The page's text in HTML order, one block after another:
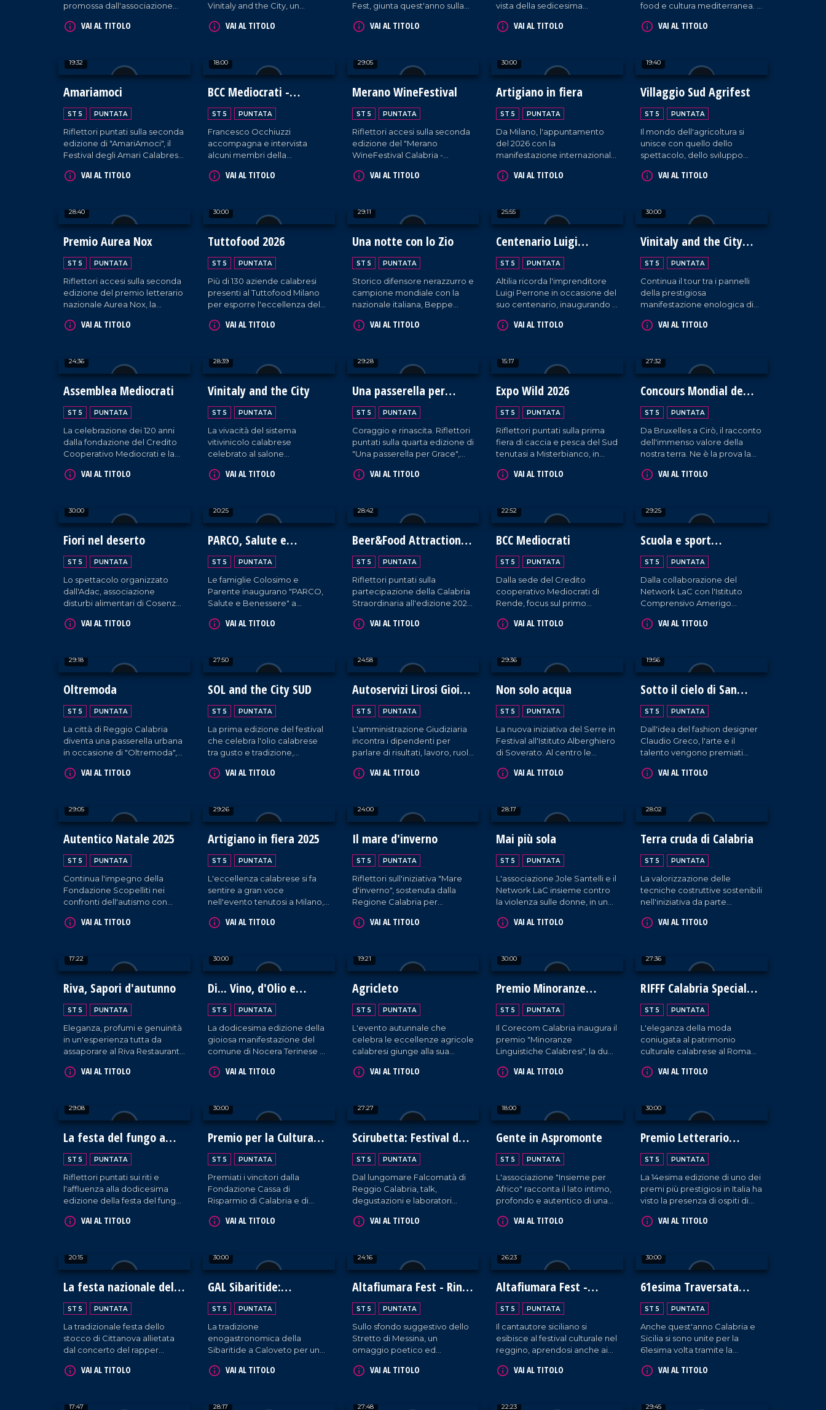
promossa dall'associazione
eccellenze del panorama
VAI AL TITOLO
Vinitaly and the City, un
del Mediterraneo tra
VAI AL TITOLO
Fest, giunta quest'anno sulla
uno scopo benefico:
VAI AL TITOLO
vista della sedicesima
di Torino tramite l'iniziativa
al centro il tema della
biodiversità, ridefinita come
risorsa cruciale e valore
condiviso sul piano culturale,
ambientale e sociale.
VAI AL TITOLO
food e cultura mediterranea. A
'Sun Spirit'.
VAI AL TITOLO
19:32
Amariamoci
ST 5 PUNTATA
Riflettori puntati sulla seconda
edizione di "AmariAmoci", il
Festival degli Amari Calabresi
VAI AL TITOLO
18:00
BCC Mediocrati -
Speciale Vaticano
ST 5 PUNTATA
Francesco Occhiuzzi
accompagna e intervista
alcuni membri della
rappresentanti di oltre 200
udienza da Papa Leone XIV
nel cuore del Vaticano.
VAI AL TITOLO
29:05
Merano WineFestival
ST 5 PUNTATA
Riflettori accesi sulla seconda
edizione del "Merano
WineFestival Calabria -
produttori food, centinaia di
estera.
VAI AL TITOLO
30:00
Artigiano in fiera
ST 5 PUNTATA
Da Milano, l'appuntamento
del 2026 con la
manifestazione internazionale
all'enogastronomia.
VAI AL TITOLO
19:40
Villaggio Sud Agrifest
ST 5 PUNTATA
Il mondo dell'agricoltura si
unisce con quello dello
spettacolo, dello sviluppo
etico, dando vita a un grande
VAI AL TITOLO
28:40
Premio Aurea Nox
ST 5 PUNTATA
Riflettori accesi sulla seconda
edizione del premio letterario
nazionale Aurea Nox, la
tenutasi a Chiaravalle Centrale
comunale e della Consulta
della Cultura.
VAI AL TITOLO
30:00
Tuttofood 2026
ST 5 PUNTATA
Più di 130 aziende calabresi
presenti al Tuttofood Milano
per esporre l'eccellenza del
arrivo da tutto il mondo.
VAI AL TITOLO
29:11
Una notte con lo Zio
ST 5 PUNTATA
Storico difensore nerazzurro e
campione mondiale con la
nazionale italiana, Beppe
una serata all'insegna della
VAI AL TITOLO
25:55
Centenario Luigi
Perrone
ST 5 PUNTATA
Altilia ricorda l'imprenditore
Luigi Perrone in occasione del
suo centenario, inaugurando il
IperContè alla presenza
VAI AL TITOLO
30:00
Vinitaly and the City
Parte II
ST 5 PUNTATA
Continua il tour tra i pannelli
della prestigiosa
manifestazione enologica di
interviste formative,
VAI AL TITOLO
24:36
Assemblea Mediocrati
ST 5 PUNTATA
La celebrazione dei 120 anni
dalla fondazione del Credito
Cooperativo Mediocrati e la
Melagrana d'Argento.
VAI AL TITOLO
28:39
Vinitaly and the City
ST 5 PUNTATA
La vivacità del sistema
vitivinicolo calabrese
celebrato al salone
Verona, tra esposizioni,
VAI AL TITOLO
29:28
Una passerella per
Grace
ST 5 PUNTATA
Coraggio e rinascita. Riflettori
puntati sulla quarta edizione di
"Una passerella per Grace",
donne oncologiche che non si
splendore.
VAI AL TITOLO
15:17
Expo Wild 2026
ST 5 PUNTATA
Riflettori puntati sulla prima
fiera di caccia e pesca del Sud
tenutasi a Misterbianco, in
VAI AL TITOLO
27:32
Concours Mondial de
Bruxelles
ST 5 PUNTATA
Da Bruxelles a Cirò, il racconto
dell'immenso valore della
nostra terra. Ne è la prova la
del "Concours Mondial de
visto la partecipazione di 20
Paesi, oltre 100 etichette e i
palati più esperti al mondo.
VAI AL TITOLO
30:00
Fiori nel deserto
ST 5 PUNTATA
Lo spettacolo organizzato
dall'Adac, associazione
disturbi alimentari di Cosenza,
nazionale del Fiocchetto Lilla.
VAI AL TITOLO
20:25
PARCO, Salute e
Benessere
ST 5 PUNTATA
Le famiglie Colosimo e
Parente inaugurano "PARCO,
Salute e Benessere" a
servizi integrati di riabilitazione
VAI AL TITOLO
28:42
Beer&Food Attraction
2026
ST 5 PUNTATA
Riflettori puntati sulla
partecipazione della Calabria
Straordinaria all'edizione 2026
Rimini.VAI AL TITOLO
22:52
BCC Mediocrati
ST 5 PUNTATA
Dalla sede del Credito
cooperativo Mediocrati di
Rende, focus sul primo
sociale e la cooperazione
VAI AL TITOLO
29:25
Scuola e sport
incontrano
l'informazione
ST 5 PUNTATA
Dalla collaborazione del
Network LaC con l'Istituto
Comprensivo Amerigo
nasce un'iniziativa che aiuta i
Solidarietà. Il PalaSport di
Pizzo diventa, così, luogo di
incontro, sensibilizzazione e
perfino convivialità grazie alle
prelibatezze del Riva
Restaurant di Falerna.
VAI AL TITOLO
29:18
Oltremoda
ST 5 PUNTATA
La città di Reggio Calabria
diventa una passerella urbana
in occasione di "Oltremoda",
ospiti di prestigio.
VAI AL TITOLO
27:50
SOL and the City SUD
ST 5 PUNTATA
La prima edizione del festival
che celebra l'olio calabrese
tra gusto e tradizione,
Catanzaro.
VAI AL TITOLO
24:58
Autoservizi Lirosi Gioia
Tauro: Lavoro e legalità
ST 5 PUNTATA
L'amministrazione Giudiziaria
incontra i dipendenti per
parlare di risultati, lavoro, ruolo
pratiche in territori complessi.
VAI AL TITOLO
29:36
Non solo acqua
ST 5 PUNTATA
La nuova iniziativa del Serre in
Festival all'Istituto Alberghiero
di Soverato. Al centro le
calabresi.
VAI AL TITOLO
19:56
Sotto il cielo di San
Francesco
ST 5 PUNTATA
Dall'idea del fashion designer
Claudio Greco, l'arte e il
talento vengono premiati
Patrono della Calabria.
VAI AL TITOLO
29:05
Autentico Natale 2025
ST 5 PUNTATA
Continua l'impegno della
Fondazione Scopelliti nei
confronti dell'autismo con
Calabria.VAI AL TITOLO
29:26
Artigiano in fiera 2025
ST 5 PUNTATA
L'eccellenza calabrese si fa
sentire a gran voce
nell'evento tenutosi a Milano,
aziende presenti nel
VAI AL TITOLO
24:00
Il mare d'inverno
ST 5 PUNTATA
Riflettori sull'iniziativa "Mare
d'inverno", sostenuta dalla
Regione Calabria per
Tra le 11 tappe nella nostra
quella nel quartiere Lido di
Catanzaro.
VAI AL TITOLO
28:17
Mai più sola
ST 5 PUNTATA
L'associazione Jole Santelli e il
Network LaC insieme contro
la violenza sulle donne, in una
organizzata a Reggio
VAI AL TITOLO
28:02
Terra cruda di Calabria
ST 5 PUNTATA
La valorizzazione delle
tecniche costruttive sostenibili
nell'iniziativa da parte
terra cruda" a Zambrone.
VAI AL TITOLO
17:22
Riva, Sapori d'autunno
ST 5 PUNTATA
Eleganza, profumi e genuinità
in un'esperienza tutta da
assaporare al Riva Restaurant
VAI AL TITOLO
30:00
Di... Vino, d'Olio e
Dintorni
ST 5 PUNTATA
La dodicesima edizione della
gioiosa manifestazione del
comune di Nocera Terinese a
VAI AL TITOLO
19:21
Agricleto
ST 5 PUNTATA
L'evento autunnale che
celebra le eccellenze agricole
calabresi giunge alla sua
VAI AL TITOLO
30:00
Premio Minoranze
Linguistiche Calabresi
ST 5 PUNTATA
Il Corecom Calabria inaugura il
premio "Minoranze
Linguistiche Calabresi", la due
di promuovere l'identità della
VAI AL TITOLO
27:36
RIFFF Calabria Special
Edition
ST 5 PUNTATA
L'eleganza della moda
coniugata al patrimonio
culturale calabrese al Roma
Festival che per la prima volta
VAI AL TITOLO
29:08
La festa del fungo a
Serra San Bruno
ST 5 PUNTATA
Riflettori puntati sui riti e
l'affluenza alla dodicesima
edizione della festa del fungo
biodiversità e turismo
VAI AL TITOLO
30:00
Premio per la Cultura
Mediterranea
ST 5 PUNTATA
Premiati i vincitori dalla
Fondazione Cassa di
Risparmio di Calabria e di
diciannovesima edizione del
VAI AL TITOLO
27:27
Scirubetta: Festival del
Gelato Artigianale
ST 5 PUNTATA
Dal lungomare Falcomatà di
Reggio Calabria, talk,
degustazioni e laboratori
maestria culinaria di gelatieri
VAI AL TITOLO
18:00
Gente in Aspromonte
ST 5 PUNTATA
L'associazione "Insieme per
Africo" racconta il lato intimo,
profondo e autentico di una
spesso tenuta ai margini.
VAI AL TITOLO
30:00
Premio Letterario
Caccuri
ST 5 PUNTATA
La 14esima edizione di uno dei
premi più prestigiosi in Italia ha
visto la presenza di ospiti di
settore della comunicazione
VAI AL TITOLO
20:15
La festa nazionale dello
stocco
ST 5 PUNTATA
La tradizionale festa dello
stocco di Cittanova allietata
dal concerto del rapper
VAI AL TITOLO
30:00
GAL Sibaritide:
governare la bellezza
ST 5 PUNTATA
La tradizione
enogastronomica della
Sibaritide a Caloveto per un
governarne le bellezza.
VAI AL TITOLO
24:16
Altafiumara Fest - Rino
Gaetano Band
ST 5 PUNTATA
Sullo sfondo suggestivo dello
Stretto di Messina, un
omaggio poetico ed
calabrese da parte della sua
VAI AL TITOLO
26:23
Altafiumara Fest -
Mario Venuti
ST 5 PUNTATA
Il cantautore siciliano si
esibisce al festival culturale nel
reggino, aprendosi anche ai
VAI AL TITOLO
30:00
61esima Traversata
dello Stretto
ST 5 PUNTATA
Anche quest'anno Calabria e
Sicilia si sono unite per la
61esima volta tramite la
storica gara che vede la
VAI AL TITOLO
17:47 28:17 27:48 22:23 29:45